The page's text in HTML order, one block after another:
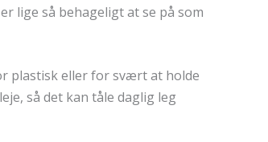
lige så behageligt at se på som
plastisk eller for svært at holde
så det kan tåle daglig leg